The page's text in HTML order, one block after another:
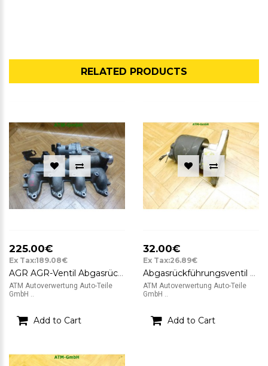
RELATED PRODUCTS
225.00€
Ex Tax:189.08€
AGR AGR-Ventil Abgasrückführungsventil Ford Focus 2 II 2,0 TDCi 4M5Q9424CB
ATM Autoverwertung Auto-Teile
GmbH ..
Add to Cart
32.00€
Ex Tax:26.89€
Abgasrückführungsventil Ventil AGR-Ventil Opel Corsa B
ATM Autoverwertung Auto-Teile
GmbH ..
Add to Cart